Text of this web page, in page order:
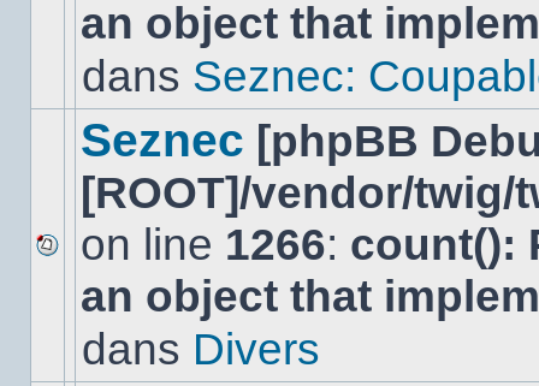
message
non-
dans
an object that
dans Seznec:
Aucun
nouveau
message
Seznec [phpBB
[ROOT]/vendor/
on line 1266: count():
an object that
dans Divers